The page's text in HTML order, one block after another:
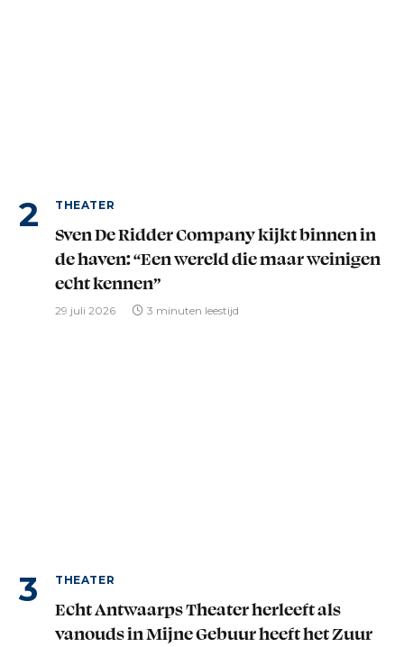
THEATER
Sven De Ridder Company kijkt binnen in
de haven: “Een wereld die maar weinigen
echt kennen”
29 juli 2026 3 minuten leestijd
THEATER
Echt Antwaarps Theater herleeft als
vanouds in Mijne Gebuur heeft het Zuur